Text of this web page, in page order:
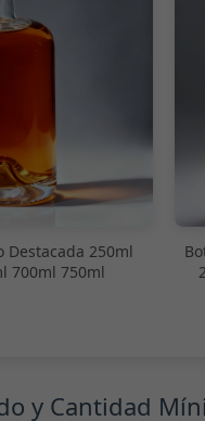
Destacada 250ml
700ml 750ml
y Cantidad